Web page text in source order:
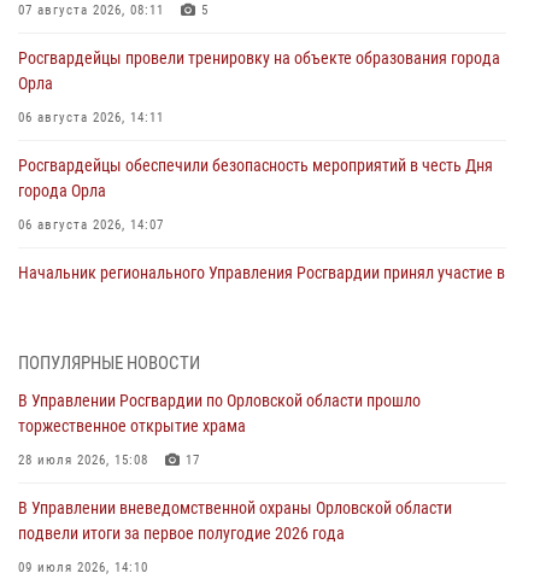
07 августа 2026, 08:11 5
Росгвардейцы провели тренировку на объекте образования города
Орла
06 августа 2026, 14:11
Росгвардейцы обеспечили безопасность мероприятий в честь Дня
города Орла
06 августа 2026, 14:07
Начальник регионального Управления Росгвардии принял участие в
первое полугодие
05 августа 2026, 13:12
совершении противоправных действий
04 августа 2026, 14:21
ПОПУЛЯРНЫЕ НОВОСТИ
В Управлении Росгвардии по Орловской области прошло
торжественное открытие храма
28 июля 2026, 15:08 17
В Управлении вневедомственной охраны Орловской области
подвели итоги за первое полугодие 2026 года
09 июля 2026, 14:10